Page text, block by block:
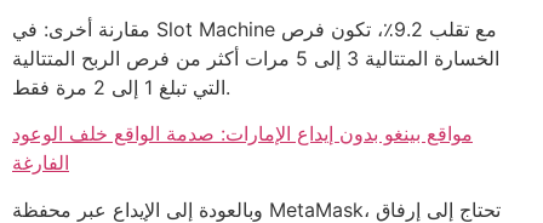
مقارنة أخرى: في Slot Machine مع تقلب 9.2٪، تكون فرص
الخسارة المتتالية 3 إلى 5 مرات أكثر من فرص الربح المتتالية
التي تبلغ 1 إلى 2 مرة فقط.
مواقع بينغو بدون إيداع الإمارات: صدمة الواقع خلف الوعود
الفارغة
وبالعودة إلى الإيداع عبر محفظة MetaMask، تحتاج إلى إرفاق